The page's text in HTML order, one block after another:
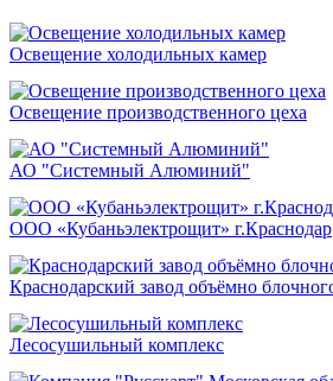
Освещение холодильных камер
Освещение производственного цеха
АО "Системный Алюминий"
ООО «Кубаньэлектрощит» г.Краснодар
Краснодарский завод объёмно
Лесосушильный комплекс